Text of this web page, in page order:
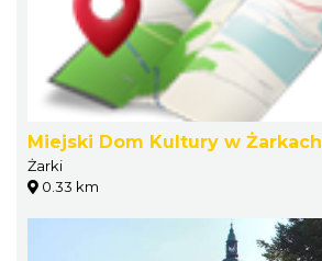
Miejski Dom Kultury w Żarkach
Żarki
0.33 km